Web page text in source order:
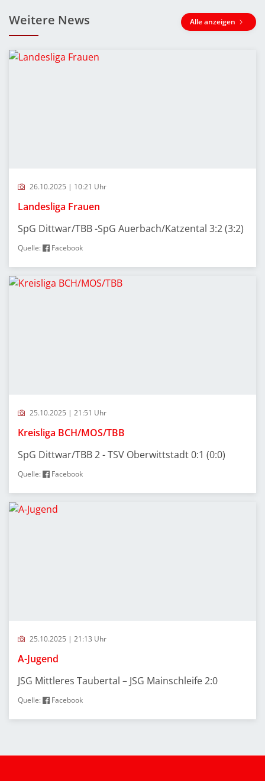
Weitere News Alle anzeigen
26.10.2025 | 10:21 Uhr
Landesliga Frauen
SpG Dittwar/TBB -SpG Auerbach/Katzental 3:2 (3:2)
Quelle: Facebook
25.10.2025 | 21:51 Uhr
Kreisliga BCH/MOS/TBB
SpG Dittwar/TBB 2 - TSV Oberwittstadt 0:1 (0:0)
Quelle: Facebook
25.10.2025 | 21:13 Uhr
A-Jugend
JSG Mittleres Taubertal – JSG Mainschleife 2:0
Quelle: Facebook